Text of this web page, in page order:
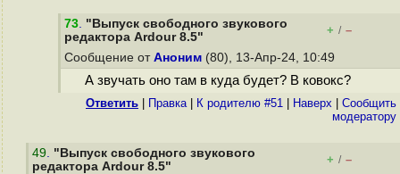
73. "Выпуск свободного звукового
редактора Ardour 8.5"
+ / –
Сообщение от Аноним (80), 13-Апр-24, 10:49
А звучать оно там в куда будет? В ковокс?
Ответить Правка| К родителю #51 Наверх
Cообщить
модератору
49. "Выпуск свободного звукового
редактора Ardour 8.5"
+ / –